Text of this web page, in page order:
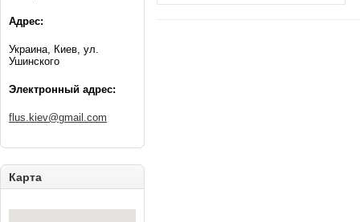
Адрес:
Украина, Киев, ул.
Ушинского
Электронный адрес:
flus.kiev@gmail.com
Карта